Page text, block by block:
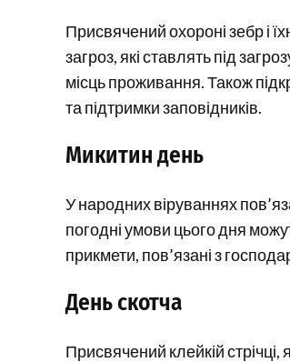
Присвячений охороні зебр і
загроз, які ставлять під
місць проживання. Також
та підтримки заповідників.
Микитин день
У народних віруваннях
погодні умови цього дня
прикмети, пов’язані з
День скотча
Присвячений клейкій стрічці,